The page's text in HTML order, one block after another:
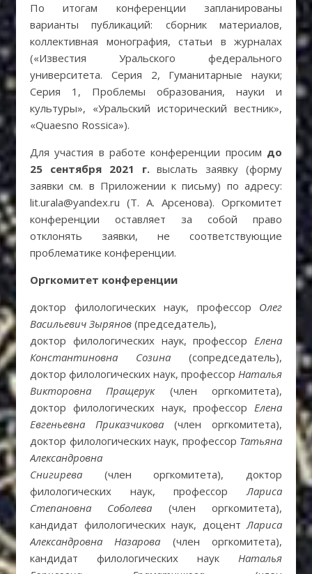
По итогам конференции запланированы
варианты публикаций: сборник материалов,
коллективная монография, статьи в журналах
(«Известия Уральского федерального
университета. Серия 2, Гуманитарные науки;
Серия 1, Проблемы образования, науки и
культуры», «Уральский исторический вестник»,
«Quaesno Rossica»).
Для участия в работе конференции просим до
25 сентября 2021 г.выслать заявку (форму
заявки см. в Приложении к письму) по адресу:
lit.urala@yandex.ru (Т. А. Арсенова). Оргкомитет
конференции оставляет за собой право
отклонять заявки, не соответствующие
проблематике конференции.
Оргкомитет конференции
доктор филологических наук, профессор Олег
Васильевич Зырянов (председатель),
доктор филологических наук, профессор Елена
Константиновна Созина (сопредседатель),
доктор филологических наук, профессор Наталья
Викторовна Пращерук (член оргкомитета),
доктор филологических наук, профессор Елена
Евгеньевна Приказчикова (член оргкомитета),
доктор филологических наук, профессор Татьяна
Александровна
Снигирева (член оргкомитета), доктор
филологических наук, профессорЛариса
Степановна Соболева (член оргкомитета),
кандидат филологических наук, доцентЛариса
Александровна Назарова (член оргкомитета),
кандидат филологических наук Наталья